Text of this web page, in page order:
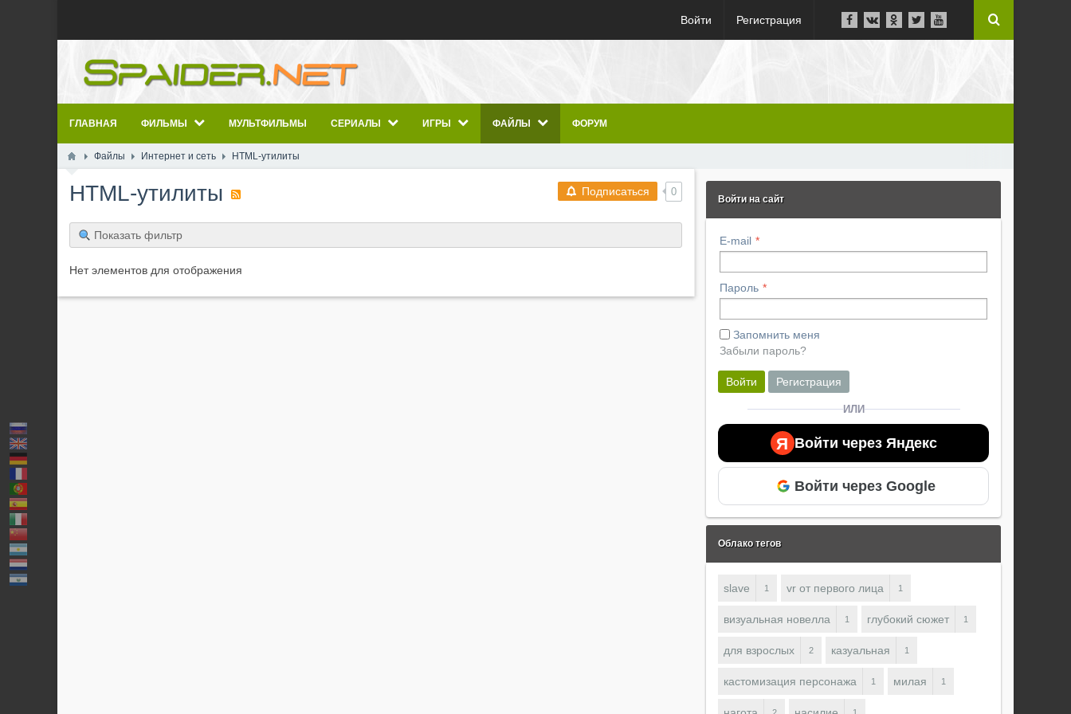
Войти Регистрация
ГЛАВНАЯ ФИЛЬМЫ МУЛЬТФИЛЬМЫ СЕРИАЛЫ ИГРЫ ФАЙЛЫ ФОРУМ
Файлы Интернет и сеть HTML-утилиты
Подписаться 0
HTML-утилиты
Показать фильтр
Нет элементов для отображения
Войти на сайт
E-mail
Пароль
Запомнить меня
Забыли пароль?
Войти Регистрация
ИЛИ
Я Войти через Яндекс
Войти через Google
Облако тегов
slave 1 vr от первого лица 1
визуальная новелла 1 глубокий сюжет 1
для взрослых 2 казуальная 1
кастомизация персонажа 1 милая 1